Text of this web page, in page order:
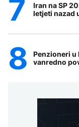
Iran na SP
letjeti nazad
Penzioneri u
vanredno